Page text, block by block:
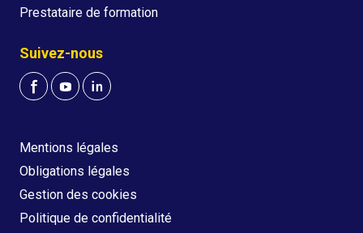
Prestataire de formation
Suivez-nous
Mentions légales
Obligations légales
Gestion des cookies
Politique de confidentialité